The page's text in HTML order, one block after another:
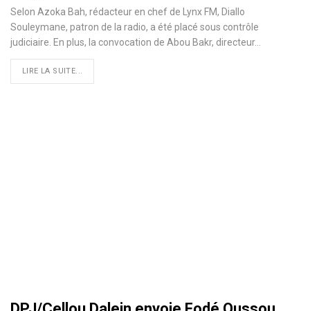
Selon Azoka Bah, rédacteur en chef de Lynx FM, Diallo
Souleymane, patron de la radio, a été placé sous contrôle
judiciaire. En plus, la convocation de Abou Bakr, directeur…
LIRE LA SUITE...